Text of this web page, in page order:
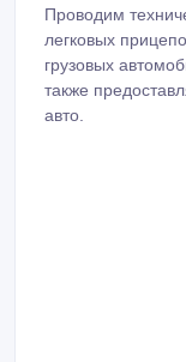
Проводим
легковых
грузовых
также
авто.